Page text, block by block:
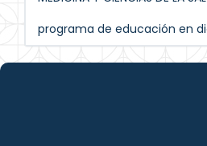
programa de educación en